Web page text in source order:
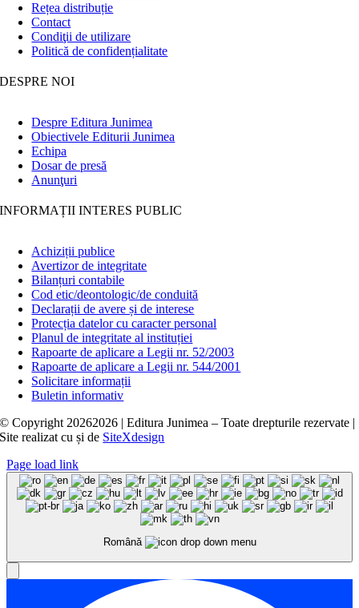
Rețea distribuție
Contact
Condiţii de utilizare
Politică de confidențialitate
DESPRE NOI
Despre Editura Junimea
Obiectivele Editurii Junimea
Echipa
Dosar de presă
Anunţuri
INFORMAȚII INTERES PUBLIC
Achiziții publice
Avertizor de integritate
Bilanțuri contabile
Cod etic/deontologic/de conduită
Declarații de avere și de interese
Protecția datelor cu caracter personal
Planul de integritate al instituției
Rapoarte de aplicare a Legii nr. 52/2003
Rapoarte de aplicare a Legii nr. 544/2001
Solicitare informații
Buletin informativ
© Copyright 20262026 | Editura Junimea – Toate drepturile rezervate |
Site realizat cușide SiteXdesign
Page load link
Română